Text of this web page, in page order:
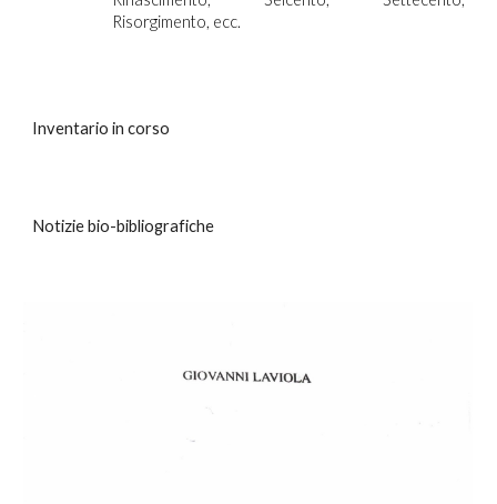
Risorgimento, ecc.
Inventario in corso
Notizie bio-bibliografiche